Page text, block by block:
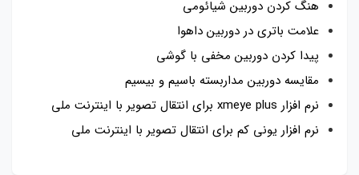
هنگ کردن دوربین شیائومی
علامت باتری در دوربین داهوا
پیدا کردن دوربین مخفی با گوشی
مقایسه دوربین مداربسته باسیم و بیسیم
نرم افزار xmeye plus برای انتقال تصویر با اینترنت ملی
نرم افزار یونی کم برای انتقال تصویر با اینترنت ملی